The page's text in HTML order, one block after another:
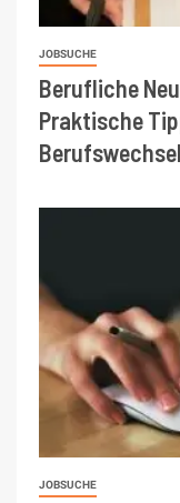
JOBSUCHE
Berufliche
Praktische
Berufswechsel
JOBSUCHE